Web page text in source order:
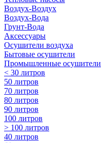
Воздух-Воздух
Воздух-Вода
Грунт-Вода
Аксессуары
Осушители воздуха
Бытовые осушители
Промышленные осушители
< 30 литров
50 литров
70 литров
80 литров
90 литров
100 литров
> 100 литров
40 литров